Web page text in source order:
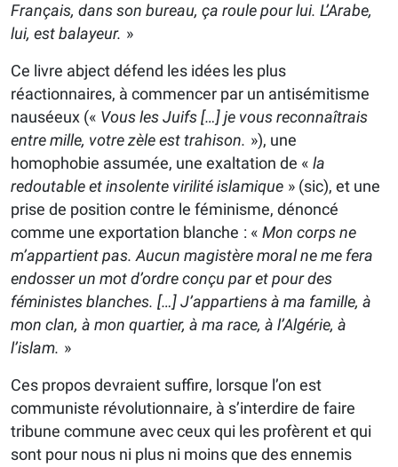
Français, dans son bureau, ça roule pour lui. L’Arabe,
lui, est balayeur. »
Ce livre abject défend les idées les plus
réactionnaires, à commencer par un antisémitisme
nauséeux (« Vous les Juifs […] je vous reconnaîtrais
entre mille, votre zèle est trahison. »), une
homophobie assumée, une exaltation de « la
redoutable et insolente virilité islamique » (sic), et une
prise de position contre le féminisme, dénoncé
comme une exportation blanche : « Mon corps ne
m’appartient pas. Aucun magistère moral ne me fera
endosser un mot d’ordre conçu par et pour des
féministes blanches. […] J’appartiens à ma famille, à
mon clan, à mon quartier, à ma race, à l’Algérie, à
l’islam. »
Ces propos devraient suffire, lorsque l’on est
communiste révolutionnaire, à s’interdire de faire
tribune commune avec ceux qui les profèrent et qui
sont pour nous ni plus ni moins que des ennemis